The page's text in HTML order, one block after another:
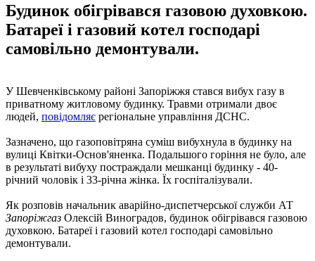
Будинок обігрівався газовою духовкою.
Батареї і газовий котел господарі
самовільно демонтували.
У Шевченківському районі Запоріжжя стався вибух газу в
приватному житловому будинку. Травми отримали двоє
людей, повідомляє регіональне управління ДСНС.
Зазначено, що газоповітряна суміш вибухнула в будинку на
вулиці Квітки-Основ'яненка. Подальшого горіння не було, але
в результаті вибуху постраждали мешканці будинку - 40-
річний чоловік і 33-річна жінка. Їх госпіталізували.
Як розповів начальник аварійно-диспетчерської служби АТ
Запоріжгаз Олексій Виноградов, будинок обігрівався газовою
духовкою. Батареї і газовий котел господарі самовільно
демонтували.